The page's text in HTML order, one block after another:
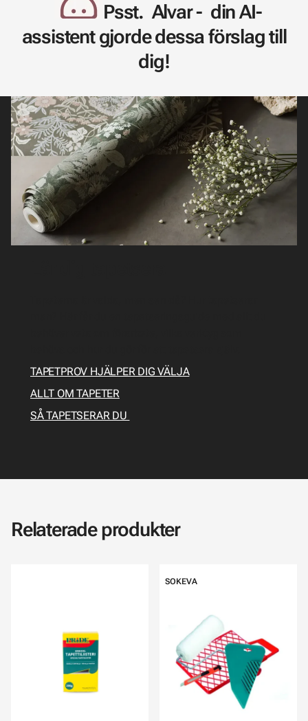
Psst. Alvar - din AI-
assistent gjorde dessa förslag till
dig!
TAPETPROV HJÄLPER DIG VÄLJA
ALLT OM TAPETER
SÅ TAPETSERAR DU
Relaterade produkter
SOKEVA